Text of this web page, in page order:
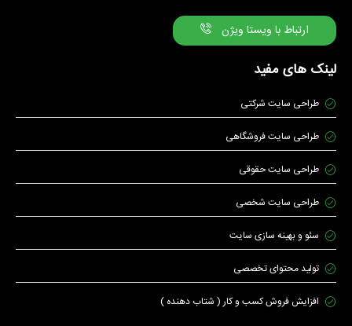
ارتباط با ویستا ویژن
لینک های مفید
طراحی سایت شرکتی
طراحی سایت فروشگاهی
طراحی سایت حقوقی
طراحی سایت شخصی
سئو و بهینه سازی سایت
تولید محتوای تخصصی
افزایش فروش کسب و کار ( شتاب دهنده )